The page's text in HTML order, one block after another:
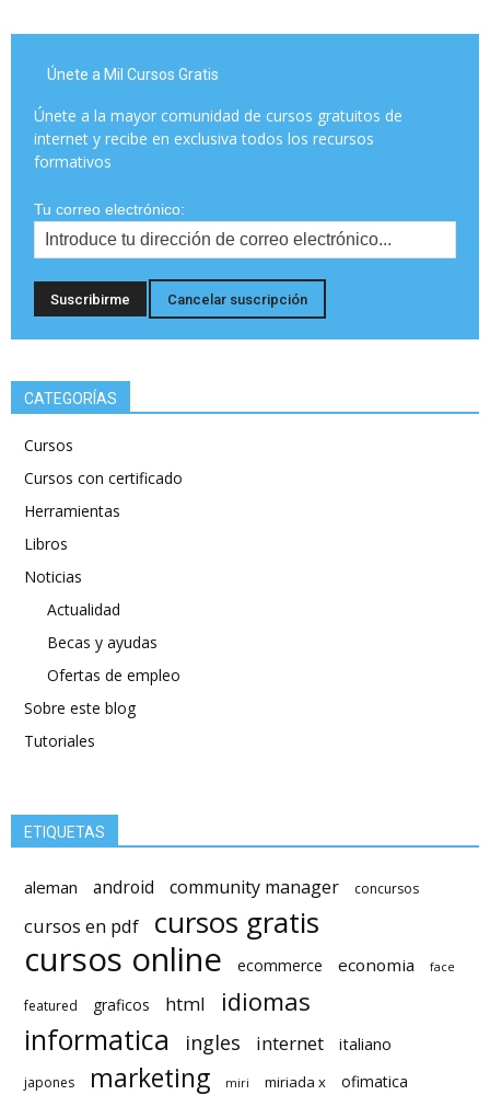
Únete a Mil Cursos Gratis
Únete a la mayor comunidad de cursos gratuitos de
internet y recibe en exclusiva todos los recursos
formativos
Tu correo electrónico:
CATEGORÍAS
Cursos
Cursos con certificado
Herramientas
Libros
Noticias
Actualidad
Becas y ayudas
Ofertas de empleo
Sobre este blog
Tutoriales
ETIQUETAS
aleman android community manager concursos
cursos en pdf cursos gratis
cursos online ecommerce economia face
featured graficos html idiomas
informatica ingles internet italiano
japones marketing miri miriada x ofimatica